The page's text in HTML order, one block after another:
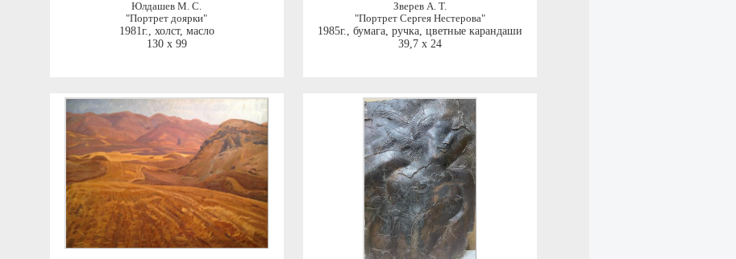
Юлдашев М. С.
"Портрет доярки"
1981г., холст, масло
130 x 99
Зверев А. Т.
"Портрет Сергея Нестерова"
1985г., бумага, ручка, цветные карандаши
39,7 x 24